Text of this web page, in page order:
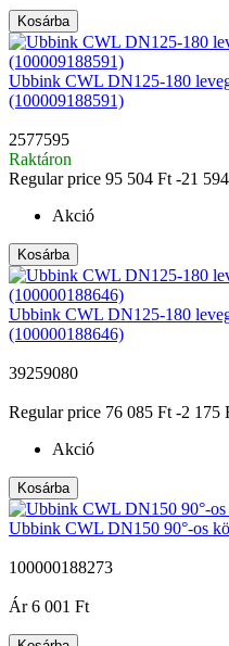
Kosárba
Ubbink CWL DN125-180
(100009188591)
2577595
Raktáron
Regular price 95 504 Ft -21
Akció
Kosárba
Ubbink CWL DN125-180
(100000188646)
39259080
Regular price 76 085 Ft -2 175
Akció
Kosárba
Ubbink CWL DN150 90°-os
100000188273
Ár 6 001 Ft